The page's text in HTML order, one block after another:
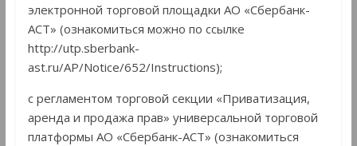
электронной торговой площадки АО «Сбербанк-
АСТ» (ознакомиться можно по ссылке
http://utp.sberbank-
ast.ru/AP/Notice/652/Instructions);
с регламентом торговой секции «Приватизация,
аренда и продажа прав» универсальной торговой
платформы АО «Сбербанк-АСТ» (ознакомиться